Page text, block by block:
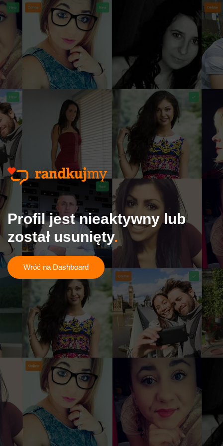
Profil jest nieaktywny lub
został usunięty
Wróć na Dashboard